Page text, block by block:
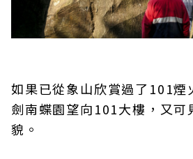
如果已從象山欣賞過了101煙
劍南蝶園望向101大樓，又可
貌。